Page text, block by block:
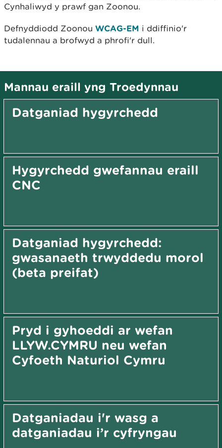
Cynhaliwyd y prawf gan Zoonou.
Defnyddiodd Zoonou WCAG-EM i ddiffinio'r
tudalennau a brofwyd a phrofi'r dull.
Mannau eraill yng Troedynnau
Datganiad hygyrchedd
Hygyrchedd gwefannau eraill
CNC
Datganiad hygyrchedd:
gwasanaeth trwyddedu morol
(beta preifat)
Pryd i gyhoeddi ar wefan
LLYW.CYMRU neu wefan
Cyfoeth Naturiol Cymru
Datganiadau i'r wasg a
datganiadau i’r cyfryngau